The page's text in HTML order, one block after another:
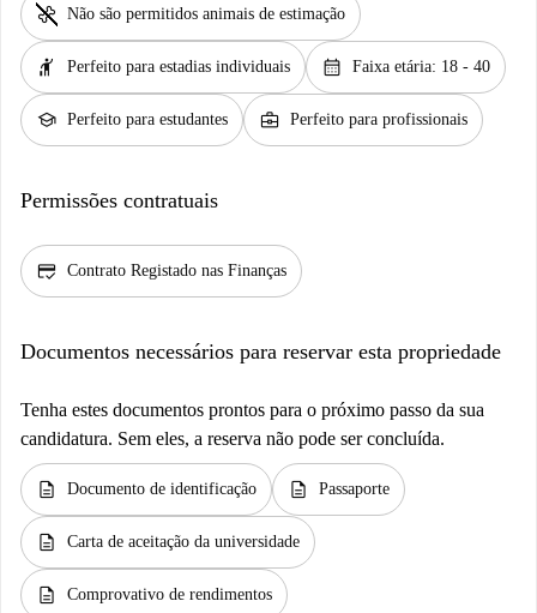
pet_supplies Não são permitidos animais de estimação
hail Perfeito para estadias individuais calendar_month Faixa etária: 18 - 40
school Perfeito para estudantes business_center Perfeito para profissionais
Permissões contratuais
credit_score Contrato Registado nas Finanças
Documentos necessários para reservar esta propriedade
Tenha estes documentos prontos para o próximo passo da sua
candidatura. Sem eles, a reserva não pode ser concluída.
description Documento de identificação description Passaporte
description Carta de aceitação da universidade
description Comprovativo de rendimentos